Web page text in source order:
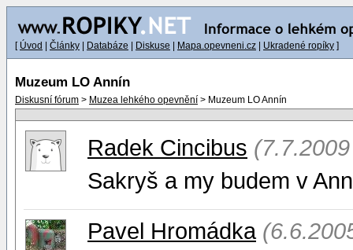
[ Úvod Články Databáze Diskuse Mapa.opevneni.cz Ukradené ropíky ]
Muzeum LO Annín
Diskusní fórum > Muzea lehkého opevnění > Muzeum LO Annín
Radek Cincibus
Sakryš a my budem v
Pavel Hromádka